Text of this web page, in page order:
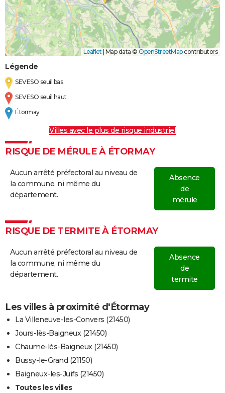
Leaflet Map data © OpenStreetMapcontributors
Légende
SEVESO seuil bas
SEVESO seuil haut
Étormay
Villes avec le plus de risque industriel
RISQUE DE MÉRULE À ÉTORMAY
Aucun arrêté préfectoral au niveau de
la commune, ni même du
département.
Absence
de
mérule
RISQUE DE TERMITE À ÉTORMAY
Aucun arrêté préfectoral au niveau de
la commune, ni même du
département.
Absence
de
termite
Les villes à proximité d'Étormay
La Villeneuve-les-Convers (21450)
Jours-lès-Baigneux (21450)
Chaume-lès-Baigneux (21450)
Bussy-le-Grand (21150)
Baigneux-les-Juifs (21450)
Toutes les villes